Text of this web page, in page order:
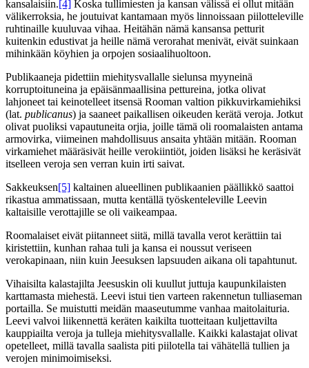
kansalaisiin.[4] Koska tullimiesten ja kansan välissä ei ollut mitään
välikerroksia, he joutuivat kantamaan myös linnoissaan piilotteleville
ruhtinaille kuuluvaa vihaa. Heitähän nämä kansansa petturit
kuitenkin edustivat ja heille nämä verorahat menivät, eivät suinkaan
mihinkään köyhien ja orpojen sosiaalihuoltoon.
Publikaaneja pidettiin miehitysvallalle sielunsa myyneinä
korruptoituneina ja epäisänmaallisina pettureina, jotka olivat
lahjoneet tai keinotelleet itsensä Rooman valtion pikkuvirkamiehiksi
(lat. publicanus) ja saaneet paikallisen oikeuden kerätä veroja. Jotkut
olivat puoliksi vapautuneita orjia, joille tämä oli roomalaisten antama
armovirka, viimeinen mahdollisuus ansaita yhtään mitään. Rooman
virkamiehet määräsivät heille verokiintiöt, joiden lisäksi he keräsivät
itselleen veroja sen verran kuin irti saivat.
Sakkeuksen[5] kaltainen alueellinen publikaanien päällikkö saattoi
rikastua ammatissaan, mutta kentällä työskenteleville Leevin
kaltaisille verottajille se oli vaikeampaa.
Roomalaiset eivät piitanneet siitä, millä tavalla verot kerättiin tai
kiristettiin, kunhan rahaa tuli ja kansa ei noussut veriseen
verokapinaan, niin kuin Jeesuksen lapsuuden aikana oli tapahtunut.
Vihaisilta kalastajilta Jeesuskin oli kuullut juttuja kaupunkilaisten
karttamasta miehestä. Leevi istui tien varteen rakennetun tulliaseman
portailla. Se muistutti meidän maaseutumme vanhaa maitolaituria.
Leevi valvoi liikennettä keräten kaikilta tuotteitaan kuljettavilta
kauppiailta veroja ja tulleja miehitysvallalle. Kaikki kalastajat olivat
opetelleet, millä tavalla saalista piti piilotella tai vähätellä tullien ja
verojen minimoimiseksi.